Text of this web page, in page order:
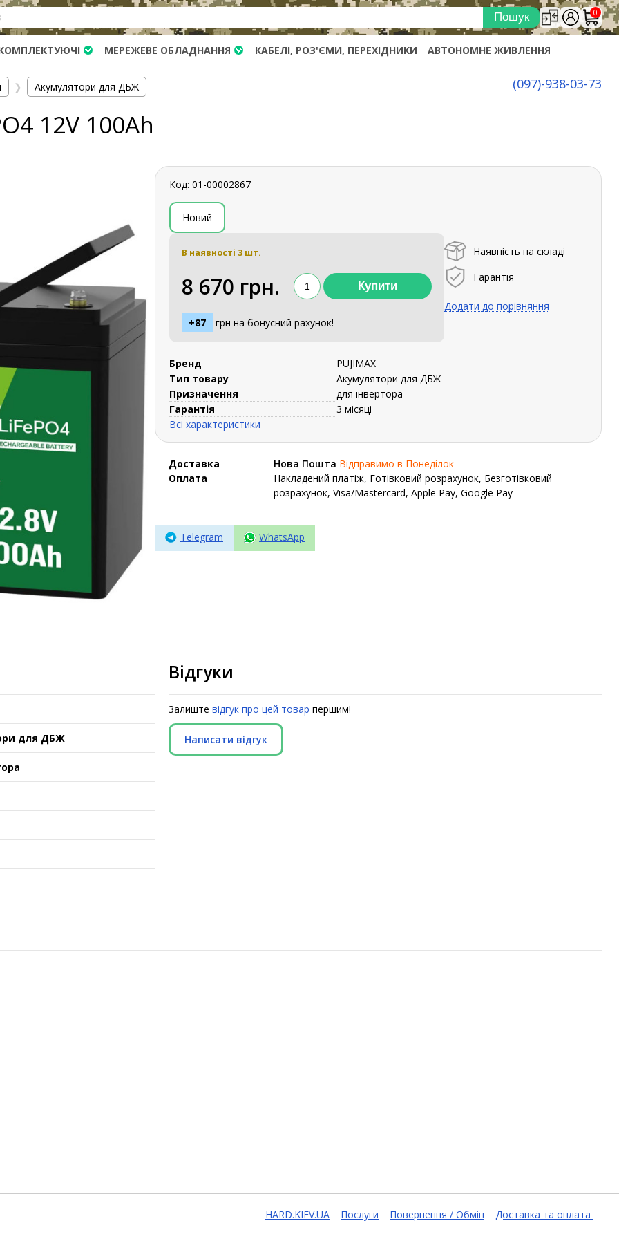
0
МЕРЕЖЕВЕ ОБЛАДНАННЯ КАБЕЛІ, РОЗ'ЄМИ, ПЕРЕХІДНИКИ АВТОНОМНЕ ЖИВЛЕННЯ
(097)-938-03-73
❯ Акумулятори для ДБЖ
12V 100Ah
Код: 01-00002867
Новий
В наявності 3 шт.
8 670 грн.
+87 грн на бонусний рахунок!
Наявність на складі
Гарантія
Додати до порівняння
Бренд
PUJIMAX
Тип товару
Акумулятори для ДБЖ
Призначення
для інвертора
Гарантія
3 місяці
Всі характеристики
Доставка Нова Пошта Відправимо в Понеділок
Оплата
Накладений платіж, Готівковий розрахунок, Безготівковий
розрахунок, Visa/Mastercard, Apple Pay, Google Pay
Telegram WhatsApp
для ДБЖ
Відгуки
Залиште відгук про цей товар першим!
Написати відгук
HARD.KIEV.UA Послуги Повернення / Обмін Доставка та оплата